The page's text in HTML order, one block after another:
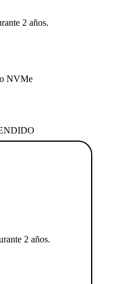
2 años.
NVMe
2 años.